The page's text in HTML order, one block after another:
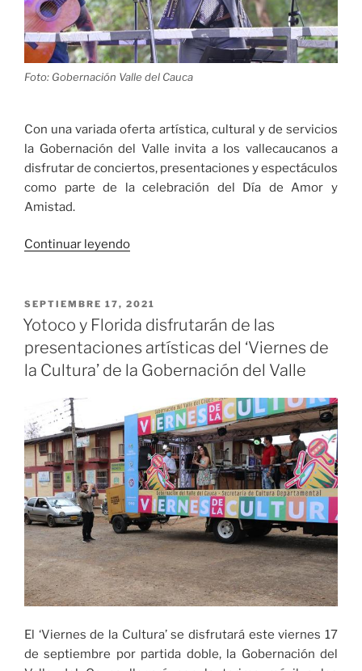
compañero
Cattaneo»
Foto: Gobernación Valle del Cauca
Con una variada oferta artística, cultural y de servicios
la Gobernación del Valle invita a los vallecaucanos a
disfrutar de conciertos, presentaciones y espectáculos
como parte de la celebración del Día de Amor y
Amistad.
Continuar leyendo«La
Valle
ofrece
variada
para
del
Día
de
Amor
y
Amistad»
PUBLICADO
EL
SEPTIEMBRE 17, 2021
Yotoco y Florida disfrutarán de las
presentaciones artísticas del ‘Viernes de
la Cultura’ de la Gobernación del Valle
El ‘Viernes de la Cultura’ se disfrutará este viernes 17
de septiembre por partida doble, la Gobernación del